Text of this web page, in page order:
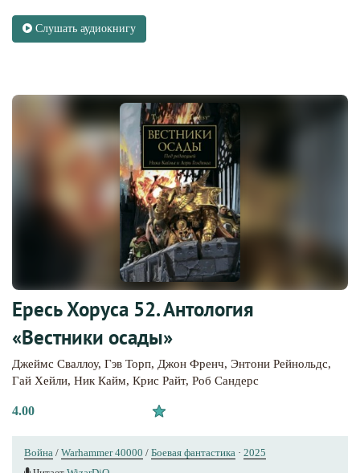
Слушать аудиокнигу
Ересь Хоруса 52. Антология
«Вестники осады»
Джеймс Сваллоу, Гэв Торп, Джон Френч, Энтони Рейнольдс,
Гай Хейли, Ник Кайм, Крис Райт, Роб Сандерс
4.00
Война / Warhammer 40000 / Боевая фантастика · 2025